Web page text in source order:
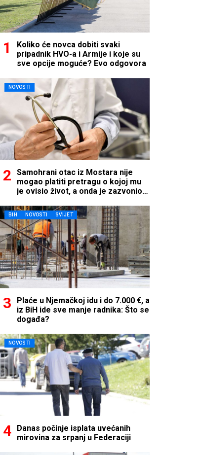
Koliko će novca dobiti svaki
pripadnik HVO-a i Armije i koje su
sve opcije moguće? Evo odgovora
NOVOSTI
Samohrani otac iz Mostara nije
mogao platiti pretragu o kojoj mu
je ovisio život, a onda je zazvonio
BIH NOVOSTI SVIJET
Plaće u Njemačkoj idu i do 7.000 €, a
iz BiH ide sve manje radnika: Što se
događa?
NOVOSTI
Danas počinje isplata uvećanih
mirovina za srpanj u Federaciji